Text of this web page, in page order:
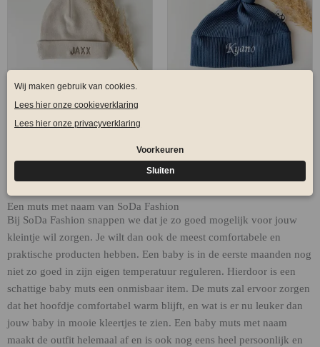
NEWBORN MUTS
CREAM
Een muts met naam van SoDa Fashion
Bij SoDa Fashion snappen we dat je zo goed mogelijk voor jouw
kleintje wil zorgen. Je wilt dan ook de meest comfortabele en
praktische producten hebben. Een baby is in de eerste maanden nog
niet zo goed in zijn eigen temperatuur reguleren. Hierdoor is een
schattige baby muts een onmisbaar item. De muts zal ervoor zorgen
dat het hoofdje comfortabel warm blijft, en wat is er nu leuker dan
jouw baby in mooie kleertjes te zien. Een baby muts met naam
maakt de outfit helemaal af en is ook nog eens heel persoonlijk en